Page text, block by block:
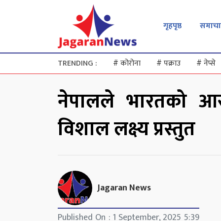
गृहपृष्ठ
TRENDING : #कोरोना #पक्राउ #नेप्से
नेपालले भारतको
विशाल लक्ष्य प्रस्तुत
Jagaran News
Published On : 1 September, 2025 5:39